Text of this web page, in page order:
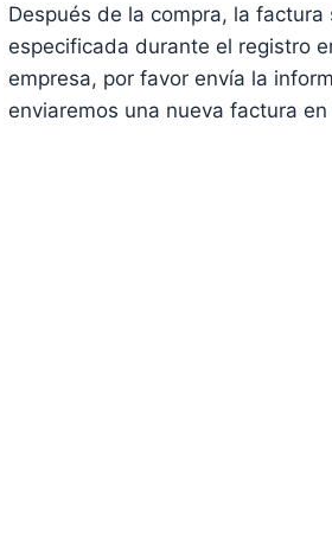
Después de la compra, la
especificada durante el registro
empresa, por favor envía la
enviaremos una nueva factura